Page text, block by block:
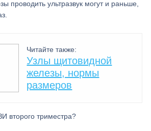
проводить ультразвук могут и раньше,
Читайте также:
Узлы щитовидной
железы, нормы
размеров
второго триместра?